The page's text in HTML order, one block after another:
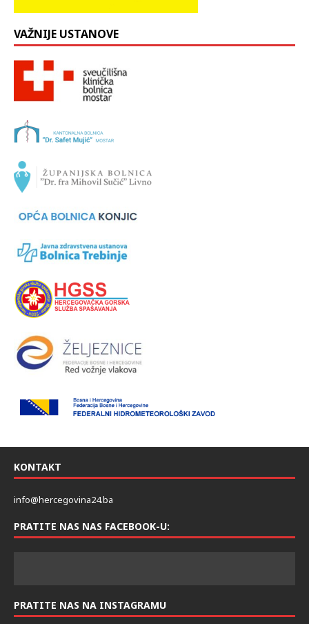
VAŽNIJE USTANOVE
KONTAKT
info@hercegovina24.ba
PRATITE NAS NAS FACEBOOK-U:
PRATITE NAS NA INSTAGRAMU